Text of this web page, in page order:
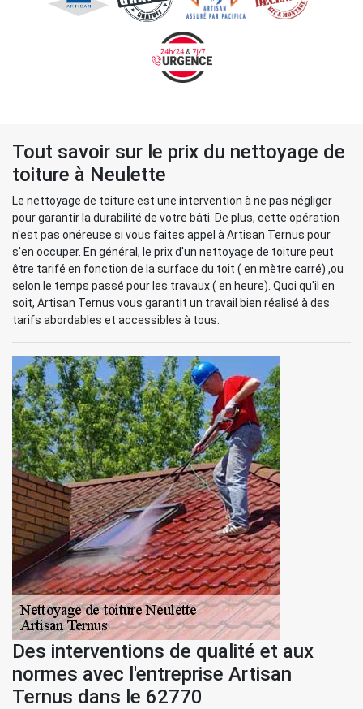
Tout savoir sur le prix du nettoyage de
toiture à Neulette
Le nettoyage de toiture est une intervention à ne pas négliger
pour garantir la durabilité de votre bâti. De plus, cette opération
n'est pas onéreuse si vous faites appel à Artisan Ternus pour
s'en occuper. En général, le prix d'un nettoyage de toiture peut
être tarifé en fonction de la surface du toit ( en mètre carré) ,ou
selon le temps passé pour les travaux ( en heure). Quoi qu'il en
soit, Artisan Ternus vous garantit un travail bien réalisé à des
tarifs abordables et accessibles à tous.
Des interventions de qualité et aux
normes avec l'entreprise Artisan
Ternus dans le 62770